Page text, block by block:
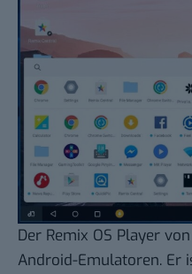
Der Remix OS Player
Android-Emulatoren. Er